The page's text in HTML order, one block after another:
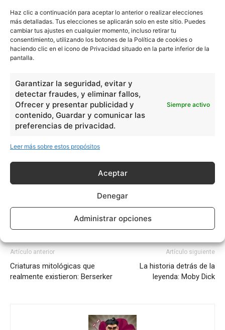
Haz clic a continuación para aceptar lo anterior o realizar elecciones
más detalladas. Tus elecciones se aplicarán solo en este sitio. Puedes
cambiar tus ajustes en cualquier momento, incluso retirar tu
consentimiento, utilizando los botones de la Política de cookies o
haciendo clic en el icono de Privacidad situado en la parte inferior de la
pantalla.
Garantizar la seguridad, evitar y
detectar fraudes, y eliminar fallos,
Ofrecer y presentar publicidad y
contenido, Guardar y comunicar las
preferencias de privacidad.
Siempre activo
Leer más sobre estos propósitos
Aceptar
Denegar
Administrar opciones
Con el tiempo, la segunda torre de Babel también
terminó colapsando, sin embargo, el rey Alejandro
Magno , conquistador de Macedonia, ordenó recoger los
Lamentablemente, el sueño de Alejandro no se
consolidó, ya que el rey murió antes del inicio de la
construcción. Con esto, los últimos elementos de la
original Torre de Babel se perdieron.
simboliza lo que podemos decir actualmente sobre la
Torre de Babel: ‘De esta manera, de la Torre de Babel
originaria no sobrarán ni los restos de los restos’.
0Comentarios
Artículo anterior
Criaturas mitológicas que
realmente existieron: Berserker
Artículo siguiente
La historia detrás de la
leyenda: Moby Dick